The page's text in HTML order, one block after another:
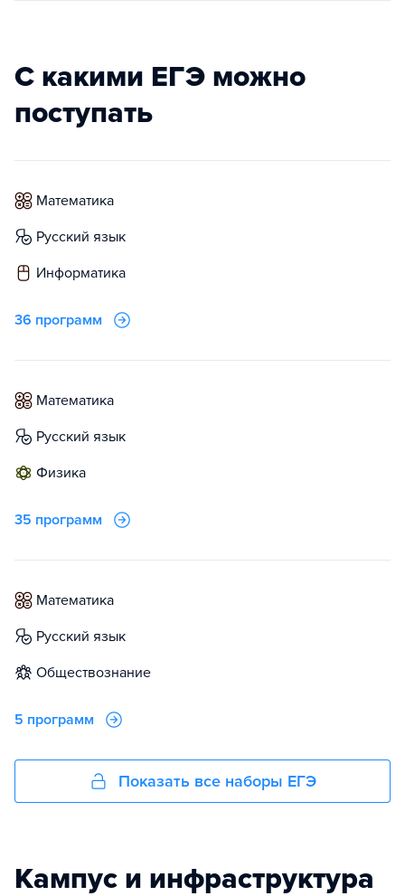
С какими ЕГЭ можно
поступать
математика
русский язык
информатика
36 программ
математика
русский язык
физика
35 программ
математика
русский язык
обществознание
5 программ
Показать все наборы ЕГЭ
Кампус и инфраструктура